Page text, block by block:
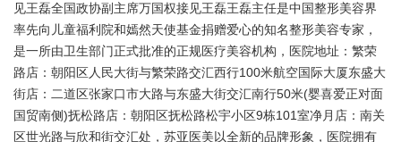
见王磊全国政协副主席万国权接见王磊王磊主任是中国整形美容界
率先向儿童福利院和嫣然天使基金捐赠爱心的知名整形美容专家，
是一所由卫生部门正式批准的正规医疗美容机构，医院地址：繁荣
路店：朝阳区人民大街与繁荣路交汇西行100米航空国际大厦东盛大
街店：二道区张家口市大路与东盛大街交汇南行50米(婴喜爱正对面
国贸南侧)抚松路店：朝阳区抚松路松宇小区9栋101室净月店：南关
区世光路与欣和街交汇处，苏亚医美以全新的品牌形象，医院拥有